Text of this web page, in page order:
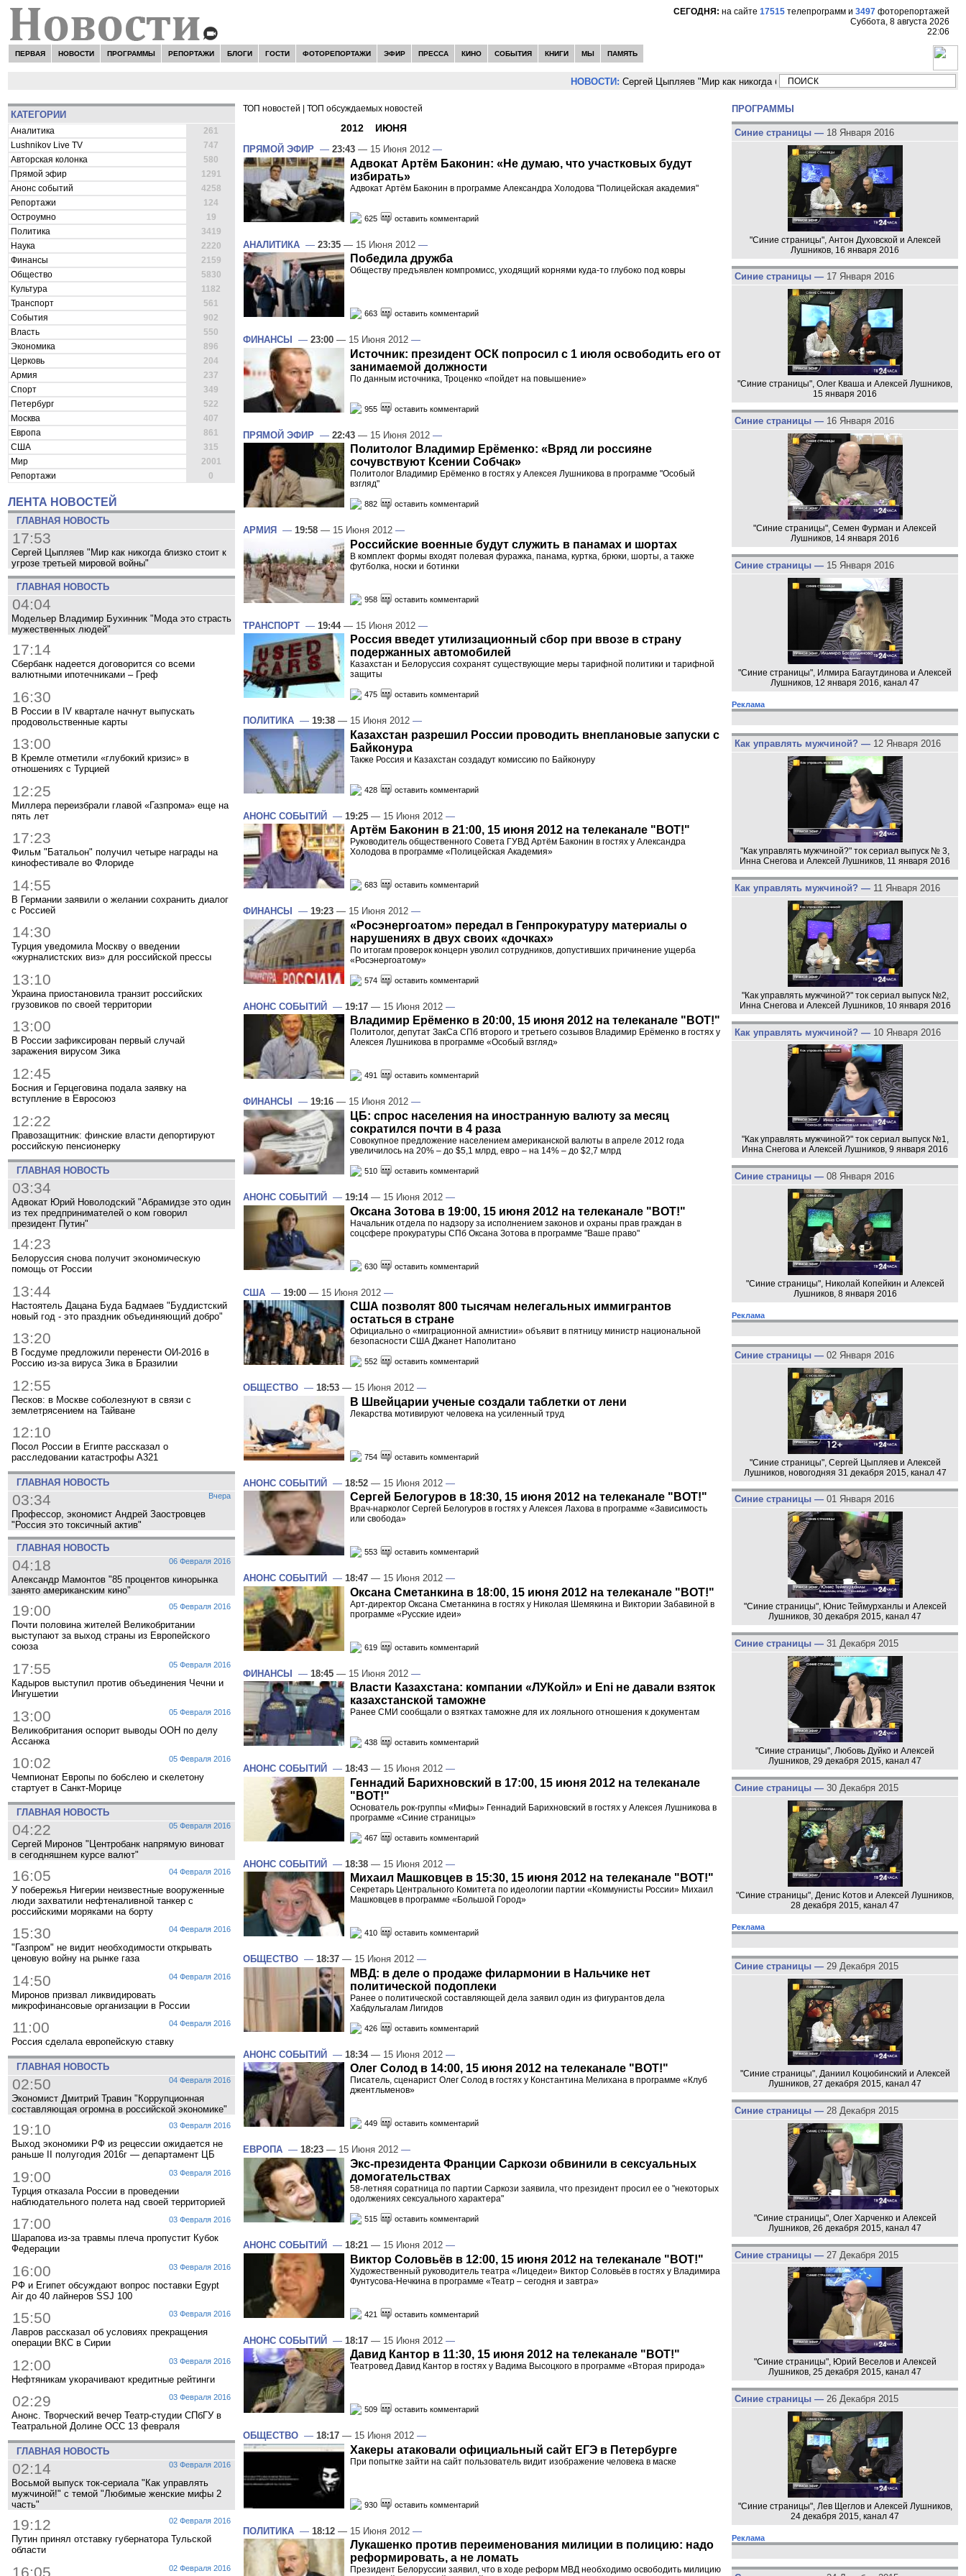
СЕГОДНЯ: на сайте 17515 телепрограмм и 3497 фоторепортажей
Суббота, 8 августа 2026
22:06
ПЕРВАЯ НОВОСТИ ПРОГРАММЫ РЕПОРТАЖИ БЛОГИ ГОСТИ ФОТОРЕПОРТАЖИ ЭФИР ПРЕССА КИНО СОБЫТИЯ КНИГИ МЫ ПАМЯТЬ
НОВОСТИ: Сергей Цыпляев "Мир как никогда близко стоит к угрозе третьей мировой войны"
КАТЕГОРИИ
Аналитика
261
Lushnikov Live TV
747
Авторская колонка
580
Прямой эфир
1291
Анонс событий
4258
Репортажи
124
Остроумно
19
Политика
3419
Наука
2220
Финансы
2159
Общество
5830
Культура
1182
Транспорт
561
События
902
Власть
550
Экономика
896
Церковь
204
Армия
237
Спорт
349
Петербург
522
Москва
407
Европа
861
США
315
Мир
2001
Репортажи
0
ЛЕНТА НОВОСТЕЙ
ГЛАВНАЯ НОВОСТЬ
17:53
Сергей Цыпляев "Мир как никогда близко стоит к
угрозе третьей мировой войны"
ГЛАВНАЯ НОВОСТЬ
04:04
Модельер Владимир Бухинник "Мода это страсть
мужественных людей"
17:14
Сбербанк надеется договорится со всеми
валютными ипотечниками – Греф
16:30
В России в IV квартале начнут выпускать
продовольственные карты
13:00
В Кремле отметили «глубокий кризис» в
отношениях с Турцией
12:25
Миллера переизбрали главой «Газпрома» еще на
пять лет
17:23
Фильм "Батальон" получил четыре награды на
кинофестивале во Флориде
14:55
В Германии заявили о желании сохранить диалог
с Россией
14:30
Турция уведомила Москву о введении
«журналистских виз» для российской прессы
13:10
Украина приостановила транзит российских
грузовиков по своей территории
13:00
В России зафиксирован первый случай
заражения вирусом Зика
12:45
Босния и Герцеговина подала заявку на
вступление в Евросоюз
12:22
Правозащитник: финские власти депортируют
российскую пенсионерку
ГЛАВНАЯ НОВОСТЬ
03:34
Адвокат Юрий Новолодский "Абрамидзе это один
из тех предпринимателей о ком говорил
президент Путин"
14:23
Белоруссия снова получит экономическую
помощь от России
13:44
Настоятель Дацана Буда Бадмаев "Буддистский
новый год - это праздник объединяющий добро"
13:20
В Госдуме предложили перенести ОИ-2016 в
Россию из-за вируса Зика в Бразилии
12:55
Песков: в Москве соболезнуют в связи с
землетрясением на Тайване
12:10
Посол России в Египте рассказал о
расследовании катастрофы A321
ГЛАВНАЯ НОВОСТЬ
Вчера
03:34
Профессор, экономист Андрей Заостровцев
"Россия это токсичный актив"
ГЛАВНАЯ НОВОСТЬ
06 Февраля 2016
04:18
Александр Мамонтов "85 процентов кинорынка
занято американским кино"
05 Февраля 2016
19:00
Почти половина жителей Великобритании
выступают за выход страны из Европейского
союза
05 Февраля 2016
17:55
Кадыров выступил против объединения Чечни и
Ингушетии
05 Февраля 2016
13:00
Великобритания оспорит выводы ООН по делу
Ассанжа
05 Февраля 2016
10:02
Чемпионат Европы по бобслею и скелетону
стартует в Санкт-Морице
ГЛАВНАЯ НОВОСТЬ
05 Февраля 2016
04:22
Сергей Миронов "Центробанк напрямую виноват
в сегодняшнем курсе валют"
04 Февраля 2016
16:05
У побережья Нигерии неизвестные вооруженные
люди захватили нефтеналивной танкер с
российскими моряками на борту
04 Февраля 2016
15:30
"Газпром" не видит необходимости открывать
ценовую войну на рынке газа
04 Февраля 2016
14:50
Миронов призвал ликвидировать
микрофинансовые организации в России
04 Февраля 2016
11:00
Россия сделала европейскую ставку
ГЛАВНАЯ НОВОСТЬ
04 Февраля 2016
02:50
Экономист Дмитрий Травин "Коррупционная
составляющая огромна в российской экономике"
03 Февраля 2016
19:10
Выход экономики РФ из рецессии ожидается не
раньше II полугодия 2016г — департамент ЦБ
03 Февраля 2016
19:00
Турция отказала России в проведении
наблюдательного полета над своей территорией
03 Февраля 2016
17:00
Шарапова из-за травмы плеча пропустит Кубок
Федерации
03 Февраля 2016
16:00
РФ и Египет обсуждают вопрос поставки Egypt
Air до 40 лайнеров SSJ 100
03 Февраля 2016
15:50
Лавров рассказал об условиях прекращения
операции ВКС в Сирии
03 Февраля 2016
12:00
Нефтяникам укорачивают кредитные рейтинги
03 Февраля 2016
02:29
Анонс. Творческий вечер Театр-студии СПбГУ в
Театральной Долине ОСС 13 февраля
ГЛАВНАЯ НОВОСТЬ
03 Февраля 2016
02:14
Восьмой выпуск ток-сериала "Как управлять
мужчиной!" с темой "Любимые женские мифы 2
часть"
02 Февраля 2016
19:12
Путин принял отставку губернатора Тульской
области
02 Февраля 2016
16:05
ТОП новостей ТОП обсуждаемых новостей
2012 ИЮНЯ
ПРЯМОЙ ЭФИР — 23:43 — 15 Июня 2012 —
Адвокат Артём Баконин: «Не думаю, что участковых будут
избирать»
Адвокат Артём Баконин в программе Александра Холодова "Полицейская академия"
625 оставить комментарий
АНАЛИТИКА — 23:35 — 15 Июня 2012 —
Победила дружба
Обществу предъявлен компромисс, уходящий корнями куда-то глубоко под ковры
663 оставить комментарий
ФИНАНСЫ — 23:00 — 15 Июня 2012 —
Источник: президент ОСК попросил с 1 июля освободить его от
занимаемой должности
По данным источника, Троценко «пойдет на повышение»
955 оставить комментарий
ПРЯМОЙ ЭФИР — 22:43 — 15 Июня 2012 —
Политолог Владимир Ерёменко: «Вряд ли россияне
сочувствуют Ксении Собчак»
Политолог Владимир Ерёменко в гостях у Алексея Лушникова в программе "Особый
взгляд"
882 оставить комментарий
АРМИЯ — 19:58 — 15 Июня 2012 —
Российские военные будут служить в панамах и шортах
В комплект формы входят полевая фуражка, панама, куртка, брюки, шорты, а также
футболка, носки и ботинки
958 оставить комментарий
ТРАНСПОРТ — 19:44— 15 Июня 2012 —
Россия введет утилизационный сбор при ввозе в страну
подержанных автомобилей
Казахстан и Белоруссия сохранят существующие меры тарифной политики и тарифной
защиты
475 оставить комментарий
ПОЛИТИКА — 19:38 — 15 Июня 2012 —
Казахстан разрешил России проводить внеплановые запуски с
Байконура
Также Россия и Казахстан создадут комиссию по Байконуру
428 оставить комментарий
АНОНС СОБЫТИЙ — 19:25 — 15 Июня 2012 —
Артём Баконин в 21:00, 15 июня 2012 на телеканале "ВОТ!"
Руководитель общественного Совета ГУВД Артём Баконин в гостях у Александра
Холодова в программе «Полицейская Академия»
683 оставить комментарий
ФИНАНСЫ — 19:23 — 15 Июня 2012 —
«Росэнергоатом» передал в Генпрокуратуру материалы о
нарушениях в двух своих «дочках»
По итогам проверок концерн уволил сотрудников, допустивших причинение ущерба
«Росэнергоатому»
574 оставить комментарий
АНОНС СОБЫТИЙ — 19:17 — 15 Июня 2012 —
Владимир Ерёменко в 20:00, 15 июня 2012 на телеканале "ВОТ!"
Политолог, депутат ЗакСа СПб второго и третьего созывов Владимир Ерёменко в гостях у
Алексея Лушникова в программе «Особый взгляд»
491 оставить комментарий
ФИНАНСЫ — 19:16 — 15 Июня 2012 —
ЦБ: спрос населения на иностранную валюту за месяц
сократился почти в 4 раза
Совокупное предложение населением американской валюты в апреле 2012 года
увеличилось на 20% – до $5,1 млрд, евро – на 14% – до $2,7 млрд
510 оставить комментарий
АНОНС СОБЫТИЙ — 19:14— 15 Июня 2012 —
Оксана Зотова в 19:00, 15 июня 2012 на телеканале "ВОТ!"
Начальник отдела по надзору за исполнением законов и охраны прав граждан в
соцсфере прокуратуры СПб Оксана Зотова в программе "Ваше право"
630 оставить комментарий
США — 19:00 — 15 Июня 2012 —
США позволят 800 тысячам нелегальных иммигрантов
остаться в стране
Официально о «миграционной амнистии» объявит в пятницу министр национальной
безопасности США Джанет Наполитано
552 оставить комментарий
ОБЩЕСТВО — 18:53 — 15 Июня 2012 —
В Швейцарии ученые создали таблетки от лени
Лекарства мотивируют человека на усиленный труд
754 оставить комментарий
АНОНС СОБЫТИЙ — 18:52 — 15 Июня 2012 —
Сергей Белогуров в 18:30, 15 июня 2012 на телеканале "ВОТ!"
Врач-нарколог Сергей Белогуров в гостях у Алексея Лахова в программе «Зависимость
или свобода»
553 оставить комментарий
АНОНС СОБЫТИЙ — 18:47 — 15 Июня 2012 —
Оксана Сметанкина в 18:00, 15 июня 2012 на телеканале "ВОТ!"
Арт-директор Оксана Сметанкина в гостях у Николая Шемякина и Виктории Забавиной в
программе «Русские идеи»
619 оставить комментарий
ФИНАНСЫ — 18:45 — 15 Июня 2012 —
Власти Казахстана: компании «ЛУКойл» и Eni не давали взяток
казахстанской таможне
Ранее СМИ сообщали о взятках таможне для их лояльного отношения к документам
438 оставить комментарий
АНОНС СОБЫТИЙ — 18:43 — 15 Июня 2012 —
Геннадий Барихновский в 17:00, 15 июня 2012 на телеканале
"ВОТ!"
Основатель рок-группы «Мифы» Геннадий Барихновский в гостях у Алексея Лушникова в
программе «Синие страницы»
467 оставить комментарий
АНОНС СОБЫТИЙ — 18:38 — 15 Июня 2012 —
Михаил Машковцев в 15:30, 15 июня 2012 на телеканале "ВОТ!"
Секретарь Центрального Комитета по идеологии партии «Коммунисты России» Михаил
Машковцев в программе «Большой Город»
410 оставить комментарий
ОБЩЕСТВО — 18:37 — 15 Июня 2012 —
МВД: в деле о продаже филармонии в Нальчике нет
политической подоплеки
Ранее о политической составляющей дела заявил один из фигурантов дела
Хабдульгалам Лигидов
426 оставить комментарий
АНОНС СОБЫТИЙ — 18:34— 15 Июня 2012 —
Олег Солод в 14:00, 15 июня 2012 на телеканале "ВОТ!"
Писатель, сценарист Олег Солод в гостях у Константина Мелихана в программе «Клуб
джентльменов»
449 оставить комментарий
ЕВРОПА — 18:23 — 15 Июня 2012 —
Экс-президента Франции Саркози обвинили в сексуальных
домогательствах
58-летняя соратница по партии Саркози заявила, что президент просил ее о "некоторых
одолжениях сексуального характера"
515 оставить комментарий
АНОНС СОБЫТИЙ — 18:21 — 15 Июня 2012 —
Виктор Соловьёв в 12:00, 15 июня 2012 на телеканале "ВОТ!"
Художественный руководитель театра «Лицедеи» Виктор Соловьёв в гостях у Владимира
Фунтусова-Нечкина в программе «Театр – сегодня и завтра»
421 оставить комментарий
АНОНС СОБЫТИЙ — 18:17 — 15 Июня 2012 —
Давид Кантор в 11:30, 15 июня 2012 на телеканале "ВОТ!"
Театровед Давид Кантор в гостях у Вадима Высоцкого в программе «Вторая природа»
509 оставить комментарий
ОБЩЕСТВО — 18:17 — 15 Июня 2012 —
Хакеры атаковали официальный сайт ЕГЭ в Петербурге
При попытке зайти на сайт пользователь видит изображение человека в маске
930 оставить комментарий
ПОЛИТИКА — 18:12 — 15 Июня 2012 —
Лукашенко против переименования милиции в полицию: надо
реформировать, а не ломать
Президент Белоруссии заявил, что в ходе реформ МВД необходимо освободить милицию
ПРОГРАММЫ
Синие страницы — 18 Января 2016
"Синие страницы", Антон Духовской и Алексей
Лушников, 16 января 2016
Синие страницы — 17 Января 2016
"Синие страницы", Олег Кваша и Алексей Лушников,
15 января 2016
Синие страницы — 16 Января 2016
"Синие страницы", Семен Фурман и Алексей
Лушников, 14 января 2016
Синие страницы — 15 Января 2016
"Синие страницы", Илмира Багаутдинова и Алексей
Лушников, 12 января 2016, канал 47
Реклама
Как управлять мужчиной? — 12 Января 2016
"Как управлять мужчиной?" ток сериал выпуск № 3,
Инна Снегова и Алексей Лушников, 11 января 2016
Как управлять мужчиной? — 11 Января 2016
"Как управлять мужчиной?" ток сериал выпуск №2,
Инна Снегова и Алексей Лушников, 10 января 2016
Как управлять мужчиной? — 10 Января 2016
"Как управлять мужчиной?" ток сериал выпуск №1,
Инна Снегова и Алексей Лушников, 9 января 2016
Синие страницы — 08 Января 2016
"Синие страницы", Николай Копейкин и Алексей
Лушников, 8 января 2016
Реклама
Синие страницы — 02 Января 2016
"Синие страницы", Сергей Цыпляев и Алексей
Лушников, новогодняя 31 декабря 2015, канал 47
Синие страницы — 01 Января 2016
"Синие страницы", Юнис Теймурханлы и Алексей
Лушников, 30 декабря 2015, канал 47
Синие страницы — 31 Декабря 2015
"Синие страницы", Любовь Дуйко и Алексей
Лушников, 29 декабря 2015, канал 47
Синие страницы — 30 Декабря 2015
"Синие страницы", Денис Котов и Алексей Лушников,
28 декабря 2015, канал 47
Реклама
Синие страницы — 29 Декабря 2015
"Синие страницы", Даниил Коцюбинский и Алексей
Лушников, 27 декабря 2015, канал 47
Синие страницы — 28 Декабря 2015
"Синие страницы", Олег Харченко и Алексей
Лушников, 26 декабря 2015, канал 47
Синие страницы — 27 Декабря 2015
"Синие страницы", Юрий Веселов и Алексей
Лушников, 25 декабря 2015, канал 47
Синие страницы — 26 Декабря 2015
"Синие страницы", Лев Щеглов и Алексей Лушников,
24 декабря 2015, канал 47
Реклама